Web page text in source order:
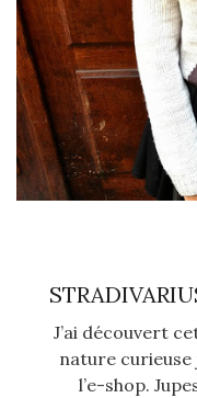
J’ai découvert
nature curieuse
l’e-shop.